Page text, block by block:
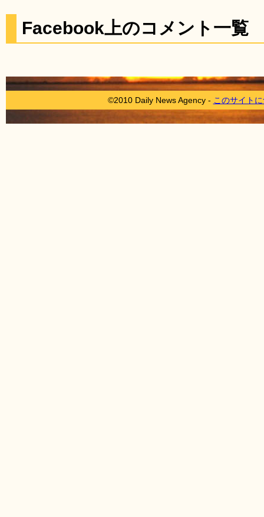
Facebook上のコメント一覧
©2010 Daily News Agency - このサイト